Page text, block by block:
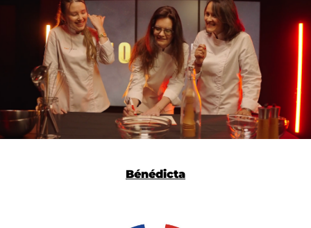
Bénédicta